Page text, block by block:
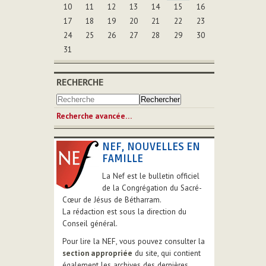
10
11 12 13 14 15
16
17
18 19 20 21 22
23
24
25 26 27 28 29
30
31
RECHERCHE
Recherche avancée…
NEF, NOUVELLES EN
FAMILLE
La Nef est le bulletin officiel
de la Congrégation du Sacré-
Cœur de Jésus de Bétharram.
La rédaction est sous la direction du
Conseil général.
Pour lire la NEF, vous pouvez consulter la
section appropriée du site, qui contient